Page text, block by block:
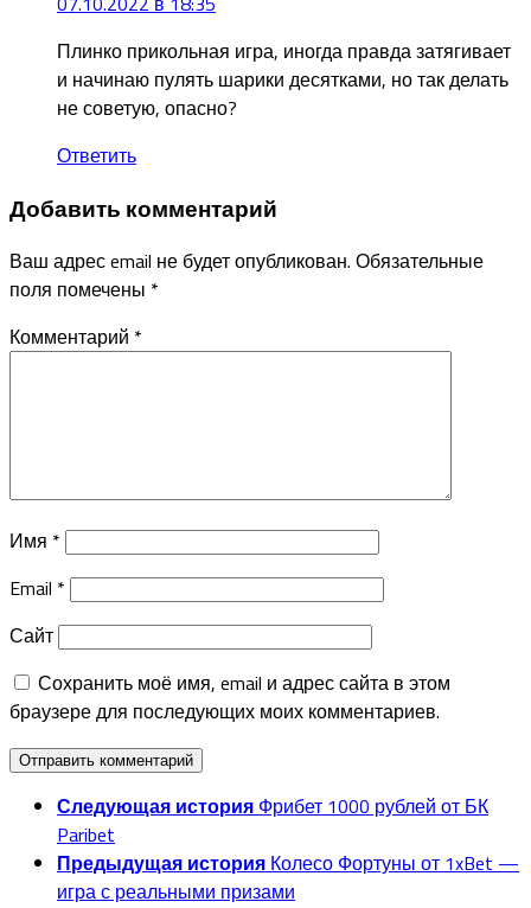
Плинко прикольная игра, иногда правда затягивает
и начинаю пулять шарики десятками, но так делать
не советую, опасно?
Ответить
Добавить комментарий
Ваш адрес email не будет опубликован. Обязательные
поля помечены *
Комментарий *
Имя *
Email *
Сайт
Сохранить моё имя, email и адрес сайта в этом
браузере для последующих моих комментариев.
Следующая история Фрибет 1000 рублей от БК
Paribet
Предыдущая история Колесо Фортуны от 1xBet —
игра с реальными призами